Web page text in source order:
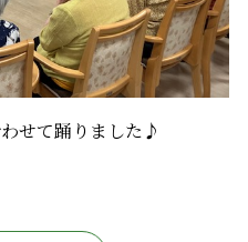
せて踊りました♪